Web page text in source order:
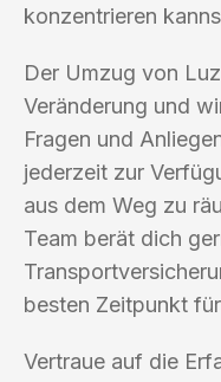
konzentrieren
Der Umzug von
Veränderung und
Fragen und
jederzeit zur
aus dem Weg zu
Team berät dich
besten Zeitpunkt
Vertraue auf die